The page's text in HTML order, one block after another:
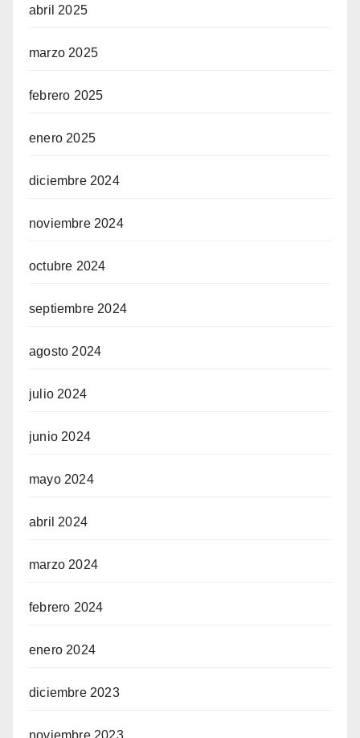
abril 2025
marzo 2025
febrero 2025
enero 2025
diciembre 2024
noviembre 2024
octubre 2024
septiembre 2024
agosto 2024
julio 2024
junio 2024
mayo 2024
abril 2024
marzo 2024
febrero 2024
enero 2024
diciembre 2023
noviembre 2023